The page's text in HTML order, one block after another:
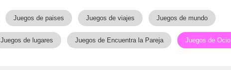
Juegos de paises Juegos de viajes Juegos de mundo
Juegos de lugares Juegos de Encuentra la Pareja Juegos de Ocio